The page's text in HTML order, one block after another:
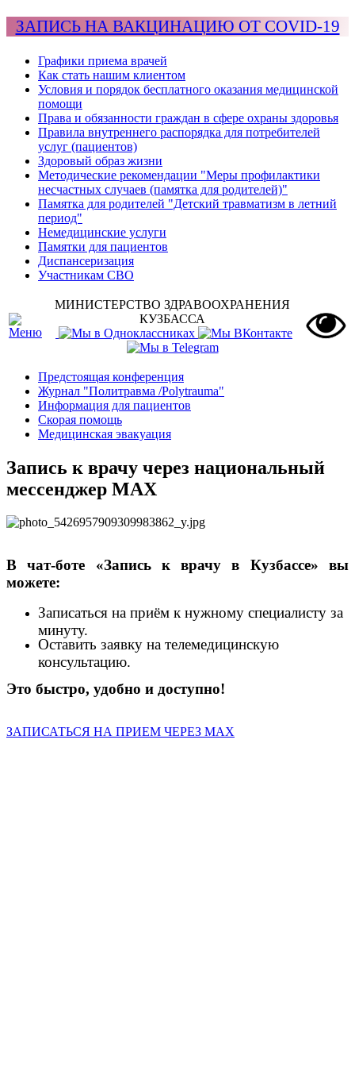
ЗАПИСЬ НА ВАКЦИНАЦИЮ ОТ COVID-19
Графики приема врачей
Как стать нашим клиентом
Условия и порядок бесплатного оказания медицинской
помощи
Права и обязанности граждан в сфере охраны здоровья
Правила внутреннего распорядка для потребителей
услуг (пациентов)
Здоровый образ жизни
Методические рекомендации "Меры профилактики
несчастных случаев (памятка для родителей)"
Памятка для родителей "Детский травматизм в летний
период"
Немедицинские услуги
Памятки для пациентов
Диспансеризация
Участникам СВО
МИНИСТЕРСТВО ЗДРАВООХРАНЕНИЯ
КУЗБАССА
Предстоящая конференция
Журнал "Политравма /Polytrauma"
Информация для пациентов
Скорая помощь
Медицинская эвакуация
Запись к врачу через национальный
мессенджер MAX
В чат-боте «Запись к врачу в Кузбассе» вы
можете:
Записаться на приём к нужному специалисту за
минуту.
Оставить заявку на телемедицинскую
консультацию.
Это быстро, удобно и доступно!
ЗАПИСАТЬСЯ НА ПРИЕМ ЧЕРЕЗ МАХ